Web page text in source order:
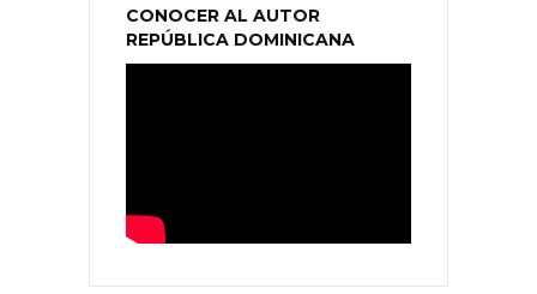
CONOCER AL AUTOR
REPÚBLICA DOMINICANA